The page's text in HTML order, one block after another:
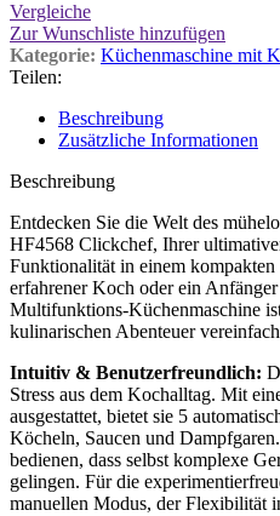
Vergleiche
Zur Wunschliste hinzufügen
Kategorie: Küchenmaschine mit
Teilen:
Beschreibung
Zusätzliche Informationen
Beschreibung
Entdecken Sie die Welt des
HF4568 Clickchef, Ihrer
Funktionalität in einem
erfahrener Koch oder ein
Multifunktions-Küchenmaschine
kulinarischen Abenteuer
Intuitiv & Benutzerfreundlich:
Stress aus dem Kochalltag. Mit
ausgestattet, bietet sie 5
Köcheln, Saucen und
bedienen, dass selbst komplexe
gelingen. Für die
manuellen Modus, der Flexibilität